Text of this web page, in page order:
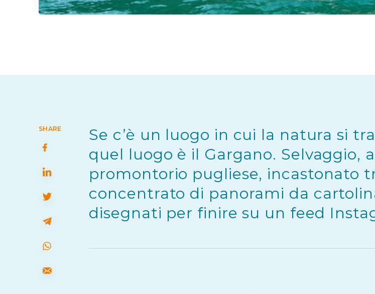
SHARE
Se c’è un luogo in cui la natura si
quel luogo è il Gargano. Selvaggio,
promontorio pugliese, incastonato
concentrato di panorami da
disegnati per finire su un feed